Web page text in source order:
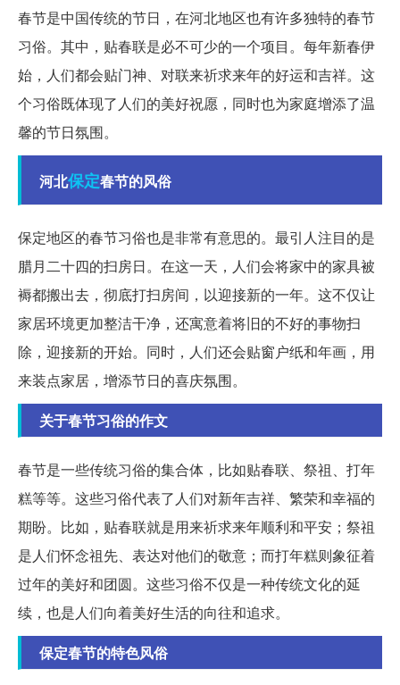
春节是中国传统的节日，在河北地区也有许多独特的春节
习俗。其中，贴春联是必不可少的一个项目。每年新春伊
始，人们都会贴门神、对联来祈求来年的好运和吉祥。这
个习俗既体现了人们的美好祝愿，同时也为家庭增添了温
馨的节日氛围。
河北保定春节的风俗
保定地区的春节习俗也是非常有意思的。最引人注目的是
腊月二十四的扫房日。在这一天，人们会将家中的家具被
褥都搬出去，彻底打扫房间，以迎接新的一年。这不仅让
家居环境更加整洁干净，还寓意着将旧的不好的事物扫
除，迎接新的开始。同时，人们还会贴窗户纸和年画，用
来装点家居，增添节日的喜庆氛围。
关于春节习俗的作文
春节是一些传统习俗的集合体，比如贴春联、祭祖、打年
糕等等。这些习俗代表了人们对新年吉祥、繁荣和幸福的
期盼。比如，贴春联就是用来祈求来年顺利和平安；祭祖
是人们怀念祖先、表达对他们的敬意；而打年糕则象征着
过年的美好和团圆。这些习俗不仅是一种传统文化的延
续，也是人们向着美好生活的向往和追求。
保定春节的特色风俗